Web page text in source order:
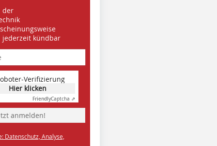
der
jederzeit kündbar
Verifizierung
Hier klicken
FriendlyCaptcha ⇗
anmelden!
Datenschutz, Analyse,